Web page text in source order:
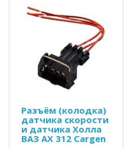
Разъём (колодка)
датчика скорости
и датчика Холла
ВАЗ AX 312 Cargen